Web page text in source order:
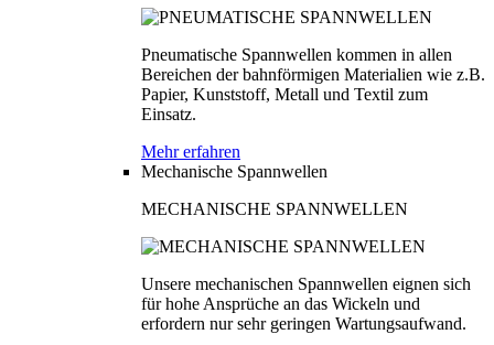
Pneumatische Spannwellen kommen in allen
Bereichen der bahnförmigen Materialien wie z.B.
Papier, Kunststoff, Metall und Textil zum
Einsatz.
Mehr erfahren
Mechanische Spannwellen
MECHANISCHE SPANNWELLEN
Unsere mechanischen Spannwellen eignen sich
für hohe Ansprüche an das Wickeln und
erfordern nur sehr geringen Wartungsaufwand.